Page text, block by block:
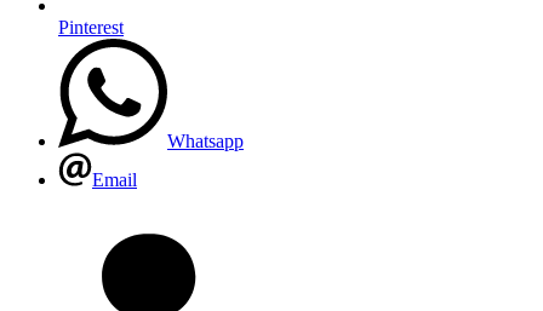
Pinterest
Whatsapp
Email